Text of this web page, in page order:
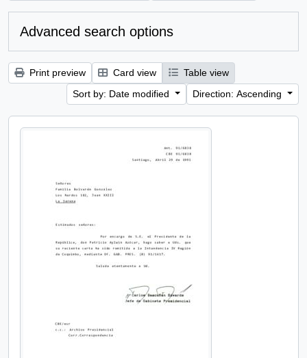
Advanced search options
Print preview Card view
Table view
Sort by: Date modified
Direction: Ascending